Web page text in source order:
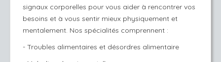
signaux corporelles pour vous aider à rencontrer vos
besoins et à vous sentir mieux physiquement et
mentalement. Nos spécialités comprennent :
- Troubles alimentaires et désordres alimentaire